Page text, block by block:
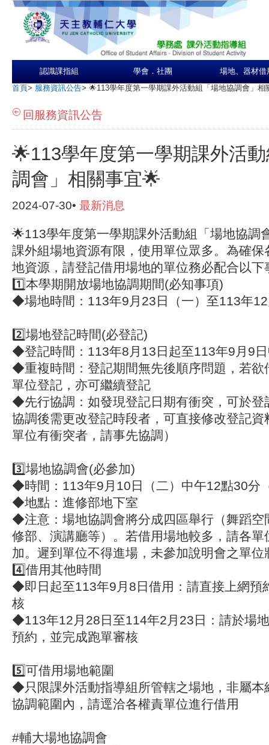
認識課指組 學會．社團 場地、器材借
首頁> 服務資訊公告> 🌟113學年度第一學期課外活動組「場地協調會」相
回服務資訊公告
🌟113學年度第一學期課外活
調會」相關事宜🌟
2024-07-30• 最新消息
🌟113學年度第一學期課外活動組「場地協調
課外組場地資源有限，使用單位眾多。為確保
地資源，請登記借用場地的單位務必配合以下
1️⃣本學期開放場地協調期間(必知事項)
◆場地時間：113年9月23日（一）至113年
2️⃣場地登記時間(必登記)
◆登記時間：113年8月13日起至113年9月9
◆重複時間：登記期間無先後順序問題，若欲
單位登記，亦可繼續登記
◆先行協調：如發現登記日期有衝突，可於登
協調後需更改登記時段者，可直接修改登記資
單位有衝突者，請事先協調）
3️⃣場地協調會(必參加)
◆時間：113年9月10日（二）中午12點30分
◆地點：進修部地下室
◆注意：場地協調會將分成四區舉行（舞蹈空
修部、演講廳等）。若借用場地較多，請各單
加。遲到單位不得進場，未參加說明會之單位
4️⃣借用其他時間
◆即日起至113年9月8日借用：請直接上網預
核
◆113年12月28日至114年2月23日：請於場
預約，並完成跑單審核
5️⃣可借用場地範圍
◆只限課外活動指導組所管轄之場地，非屬本
協調範圍內，請逕洽各權責單位進行借用
#輔大場地協調會